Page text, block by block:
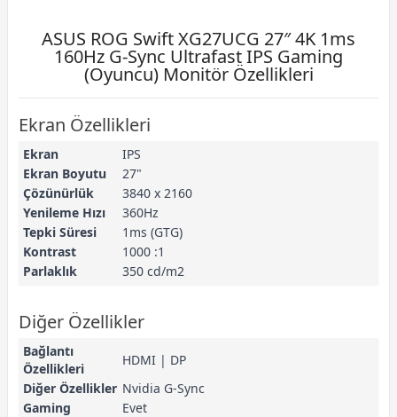
ASUS ROG Swift XG27UCG 27″ 4K 1ms
160Hz G-Sync Ultrafast IPS Gaming
(Oyuncu) Monitör Özellikleri
Ekran Özellikleri
Ekran
IPS
Ekran Boyutu
27"
Çözünürlük
3840 x 2160
Yenileme Hızı
360Hz
Tepki Süresi
1ms (GTG)
Kontrast
1000 :1
Parlaklık
350 cd/m2
Diğer Özellikler
Bağlantı
Özellikleri
HDMI | DP
Diğer Özellikler Nvidia G-Sync
Gaming
Evet